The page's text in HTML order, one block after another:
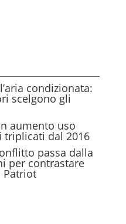
condizionata:
scelgono gli
aumento uso
triplicati dal 2016
passa dalla
per contrastare
Patriot